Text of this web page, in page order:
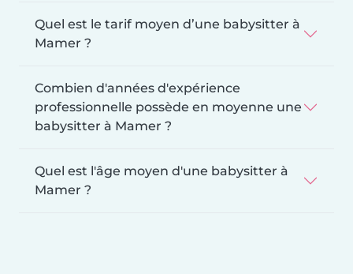
Quel est le tarif moyen d’une babysitter à
Mamer ?
Combien d'années d'expérience
professionnelle possède en moyenne une
babysitter à Mamer ?
Quel est l'âge moyen d'une babysitter à
Mamer ?